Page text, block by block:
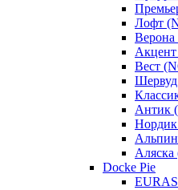
Лофт
Вест
Антик
Аляска
Docke Pie